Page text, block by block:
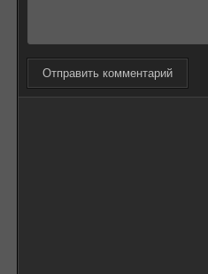
Отправить комментарий